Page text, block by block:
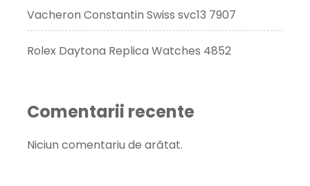
Vacheron Constantin Swiss svc13 7907
Rolex Daytona Replica Watches 4852
Comentarii recente
Niciun comentariu de arătat.